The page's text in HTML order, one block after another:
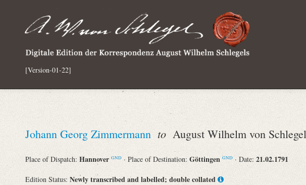
[Version-01-22]
Johann Georg Zimmermann to August Wilhelm von Schlegel
Place of Dispatch: Hannover GND · Place of Destination: Göttingen GND · Date: 21.02.1791
Edition Status: Newly transcribed and labelled; double collated